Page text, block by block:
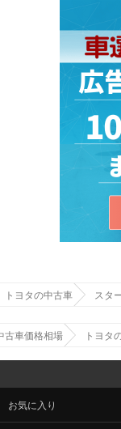
トヨタの中古車 スタ
古車価格相場 トヨタ
お気に入り